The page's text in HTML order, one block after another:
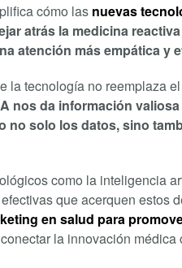
cómo las nuevas
atrás la medicina
atención más empática y
la tecnología no reemplaza
nos da información
no solo los datos, sino
como la inteligencia
que acerquen estos
en salud para
la innovación